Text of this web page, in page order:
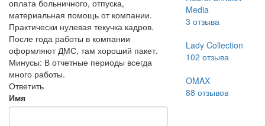
оплата больничного, отпуска,
материальная помощь от компании.
Практически нулевая текучка кадров.
После года работы в компании
оформляют ДМС, там хороший пакет.
Минусы: В отчетные периоды всегда
много работы.
Ответить
Имя
Media
3 отзыва
Lady Collection
102 отзыва
OMAX
88 отзывов